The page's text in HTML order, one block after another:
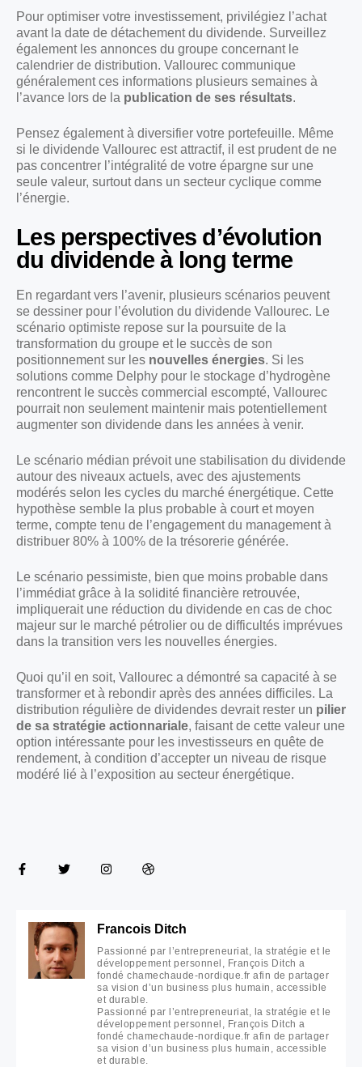
Pour optimiser votre investissement, privilégiez l’achat
avant la date de détachement du dividende. Surveillez
également les annonces du groupe concernant le
calendrier de distribution. Vallourec communique
généralement ces informations plusieurs semaines à
l’avance lors de la publication de ses résultats.
Pensez également à diversifier votre portefeuille. Même
si le dividende Vallourec est attractif, il est prudent de ne
pas concentrer l’intégralité de votre épargne sur une
seule valeur, surtout dans un secteur cyclique comme
l’énergie.
Les perspectives d’évolution
du dividende à long terme
En regardant vers l’avenir, plusieurs scénarios peuvent
se dessiner pour l’évolution du dividende Vallourec. Le
scénario optimiste repose sur la poursuite de la
transformation du groupe et le succès de son
positionnement sur les nouvelles énergies. Si les
solutions comme Delphy pour le stockage d’hydrogène
rencontrent le succès commercial escompté, Vallourec
pourrait non seulement maintenir mais potentiellement
augmenter son dividende dans les années à venir.
Le scénario médian prévoit une stabilisation du dividende
autour des niveaux actuels, avec des ajustements
modérés selon les cycles du marché énergétique. Cette
hypothèse semble la plus probable à court et moyen
terme, compte tenu de l’engagement du management à
distribuer 80% à 100% de la trésorerie générée.
Le scénario pessimiste, bien que moins probable dans
l’immédiat grâce à la solidité financière retrouvée,
impliquerait une réduction du dividende en cas de choc
majeur sur le marché pétrolier ou de difficultés imprévues
dans la transition vers les nouvelles énergies.
Quoi qu’il en soit, Vallourec a démontré sa capacité à se
transformer et à rebondir après des années difficiles. La
distribution régulière de dividendes devrait rester un pilier
de sa stratégie actionnariale, faisant de cette valeur une
option intéressante pour les investisseurs en quête de
rendement, à condition d’accepter un niveau de risque
modéré lié à l’exposition au secteur énergétique.
Francois Ditch
Passionné par l’entrepreneuriat, la stratégie et le
développement personnel, François Ditch a
fondé chamechaude-nordique.fr afin de partager
sa vision d’un business plus humain, accessible
et durable.
Passionné par l’entrepreneuriat, la stratégie et le
développement personnel, François Ditch a
fondé chamechaude-nordique.fr afin de partager
sa vision d’un business plus humain, accessible
et durable.